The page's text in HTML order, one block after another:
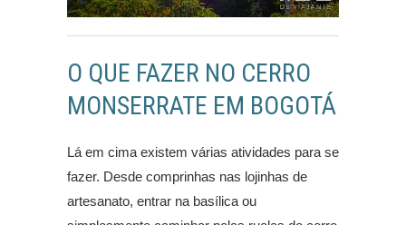
O QUE FAZER NO CERRO
MONSERRATE EM BOGOTÁ
Lá em cima existem várias atividades para se
fazer. Desde comprinhas nas lojinhas de
artesanato, entrar na basílica ou